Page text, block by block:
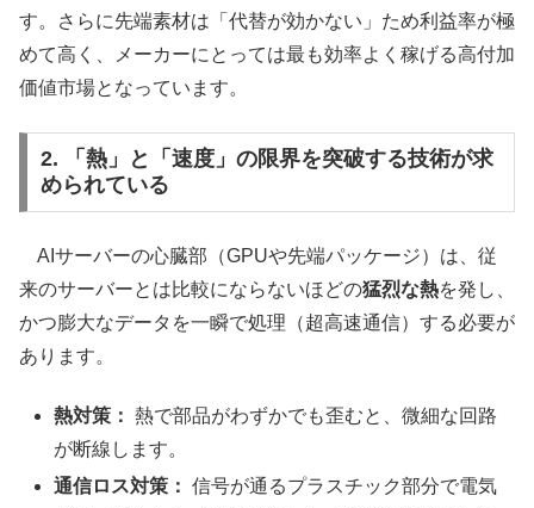
す。さらに先端素材は「代替が効かない」ため利益率が極
めて高く、メーカーにとっては最も効率よく稼げる高付加
価値市場となっています。
2. 「熱」と「速度」の限界を突破する技術が求
められている
AIサーバーの心臓部（GPUや先端パッケージ）は、従
来のサーバーとは比較にならないほどの猛烈な熱を発し、
かつ膨大なデータを一瞬で処理（超高速通信）する必要が
あります。
熱対策： 熱で部品がわずかでも歪むと、微細な回路
が断線します。
通信ロス対策： 信号が通るプラスチック部分で電気